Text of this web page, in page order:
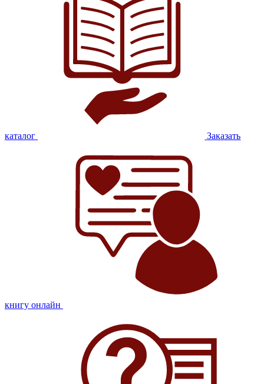
каталог Заказать
книгу онлайн